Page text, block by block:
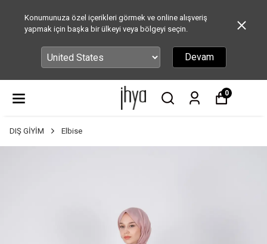
Konumunuza özel içerikleri görmek ve online alışveriş
yapmak için başka bir ülkeyi veya bölgeyi seçin.
Devam
0
DIŞ GİYİM Elbise